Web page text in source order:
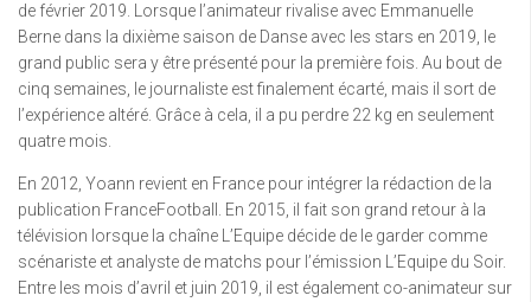
de février 2019. Lorsque l’animateur rivalise avec Emmanuelle
Berne dans la dixième saison de Danse avec les stars en 2019, le
grand public sera y être présenté pour la première fois. Au bout de
cinq semaines, le journaliste est finalement écarté, mais il sort de
l’expérience altéré. Grâce à cela, il a pu perdre 22 kg en seulement
quatre mois.
En 2012, Yoann revient en France pour intégrer la rédaction de la
publication FranceFootball. En 2015, il fait son grand retour à la
télévision lorsque la chaîne L’Equipe décide de le garder comme
scénariste et analyste de matchs pour l’émission L’Equipe du Soir.
Entre les mois d’avril et juin 2019, il est également co-animateur sur